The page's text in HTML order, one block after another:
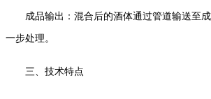
成品输出：混合后的酒体通过管道输送至成
一步处理。
三、技术特点